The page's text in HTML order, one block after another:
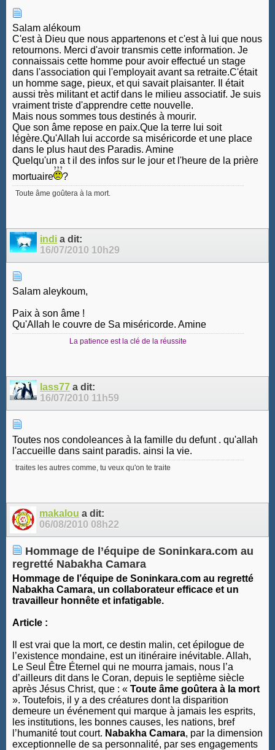
Salam alékoum
C'est à Dieu que nous appartenons et c'est à lui que nous
retournons. Merci d'avoir transmis cette information. Je
connaissais cette homme pour avoir effectué un stage
dans l'association qui l'employait avant sa retraite.C'était
un homme sage, pieux, et qui savait plaisanter. Il était
aussi très militant et actif dans le milieu associatif. Je suis
vraiment triste d'apprendre cette nouvelle.
Mais nous sommes tous destinés à mourir.
Que son âme repose en paix.Que la terre lui soit
légère.Qu'Allah lui accorde sa miséricorde et une place
dans le plus haut des Paradis. Amine
Quelqu'un a t il des infos sur le jour et l'heure de la prière
mortuaire
?
Toute âme goûtera à la mort.
indi a dit:
16/07/2010 10h29
Salam aleykoum,
Paix à son âme !
Qu'Allah le couvre de Sa miséricorde. Amine
La patience est la clé de la réussite
lass77 a dit:
16/07/2010 11h59
Toutes nos condoleances à la famille du defunt . qu'allah
l'accueille dans saint paradis. ainsi la vie.
traites les autres comme, tu veux qu'on te traite
makalou a dit:
06/08/2010 08h22
Hommage de l’équipe de Soninkara.com au
regretté Nabakha Camara
Hommage de l’équipe de Soninkara.com au regretté
Nabakha Camara, un collaborateur efficace et un
travailleur honnête et infatigable.
Article :
Il est vrai que la mort, ce destin malin, cet épilogue de
l’existence mondaine, est un itinéraire inévitable. Allah,
Le Seul Être Éternel qui ne mourra jamais, nous l’a
d’ailleurs dit dans le Coran, depuis le septième siècle
après Jésus Christ, que : « Toute âme goûtera à la mort
». Toutefois, il y a des créatures dont la disparition
demeure un événement qui marque à jamais les esprits,
les institutions, les bonnes causes, les nations, bref
l’humanité tout court. Nabakha Camara, par la dimension
exceptionnelle de sa personnalité, par ses engagements